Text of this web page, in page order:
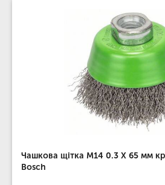
Чашкова щітка М14 0.3 X 65 мм
Bosch